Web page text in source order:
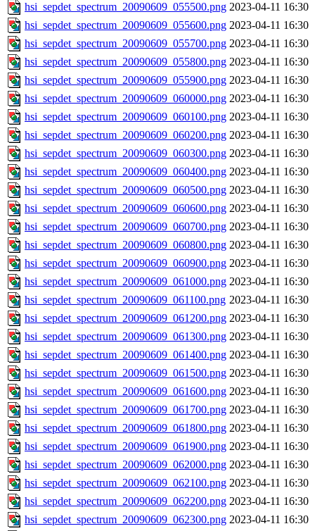
hsi_sepdet_spectrum_20090609_055500.png 2023-04-11 16:30
hsi_sepdet_spectrum_20090609_055600.png 2023-04-11 16:30
hsi_sepdet_spectrum_20090609_055700.png 2023-04-11 16:30
hsi_sepdet_spectrum_20090609_055800.png 2023-04-11 16:30
hsi_sepdet_spectrum_20090609_055900.png 2023-04-11 16:30
hsi_sepdet_spectrum_20090609_060000.png 2023-04-11 16:30
hsi_sepdet_spectrum_20090609_060100.png 2023-04-11 16:30
hsi_sepdet_spectrum_20090609_060200.png 2023-04-11 16:30
hsi_sepdet_spectrum_20090609_060300.png 2023-04-11 16:30
hsi_sepdet_spectrum_20090609_060400.png 2023-04-11 16:30
hsi_sepdet_spectrum_20090609_060500.png 2023-04-11 16:30
hsi_sepdet_spectrum_20090609_060600.png 2023-04-11 16:30
hsi_sepdet_spectrum_20090609_060700.png 2023-04-11 16:30
hsi_sepdet_spectrum_20090609_060800.png 2023-04-11 16:30
hsi_sepdet_spectrum_20090609_060900.png 2023-04-11 16:30
hsi_sepdet_spectrum_20090609_061000.png 2023-04-11 16:30
hsi_sepdet_spectrum_20090609_061100.png 2023-04-11 16:30
hsi_sepdet_spectrum_20090609_061200.png 2023-04-11 16:30
hsi_sepdet_spectrum_20090609_061300.png 2023-04-11 16:30
hsi_sepdet_spectrum_20090609_061400.png 2023-04-11 16:30
hsi_sepdet_spectrum_20090609_061500.png 2023-04-11 16:30
hsi_sepdet_spectrum_20090609_061600.png 2023-04-11 16:30
hsi_sepdet_spectrum_20090609_061700.png 2023-04-11 16:30
hsi_sepdet_spectrum_20090609_061800.png 2023-04-11 16:30
hsi_sepdet_spectrum_20090609_061900.png 2023-04-11 16:30
hsi_sepdet_spectrum_20090609_062000.png 2023-04-11 16:30
hsi_sepdet_spectrum_20090609_062100.png 2023-04-11 16:30
hsi_sepdet_spectrum_20090609_062200.png 2023-04-11 16:30
hsi_sepdet_spectrum_20090609_062300.png 2023-04-11 16:30